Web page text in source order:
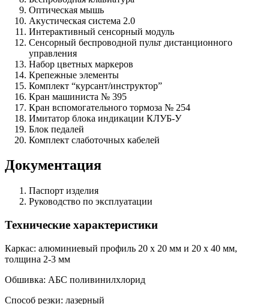
Оптическая мышь
Акустическая система 2.0
Интерактивный сенсорный модуль
Сенсорный беспроводной пульт дистанционного
управления
Набор цветных маркеров
Крепежные элементы
Комплект “курсант/инструктор”
Кран машиниста № 395
Кран вспомогательного тормоза № 254
Имитатор блока индикации КЛУБ-У
Блок педалей
Комплект слаботочных кабелей
Документация
Паспорт изделия
Руководство по эксплуатации
Технические характеристики
Каркас: алюминиевый профиль 20 х 20 мм и 20 х 40 мм,
толщина 2-3 мм
Обшивка: АБС поливинилхлорид
Способ резки: лазерный